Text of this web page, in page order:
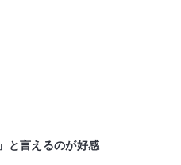
と言えるのが好感